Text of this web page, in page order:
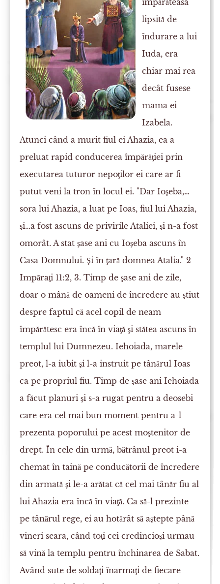
împărăteasa
lipsită de
îndurare a lui
Iuda, era
chiar mai rea
decât fusese
mama ei
Izabela.
Atunci când a murit fiul ei Ahazia, ea a
preluat rapid conducerea împărăţiei prin
executarea tuturor nepoţilor ei care ar fi
putut veni la tron în locul ei. "Dar Ioşeba,…
sora lui Ahazia, a luat pe Ioas, fiul lui Ahazia,
şi…a fost ascuns de privirile Ataliei, şi n-a fost
omorât. A stat şase ani cu Ioşeba ascuns în
Casa Domnului. Şi în ţară domnea Atalia." 2
Impăraţi 11:2, 3. Timp de şase ani de zile,
doar o mână de oameni de încredere au ştiut
despre faptul că acel copil de neam
împărătesc era încă în viaţă şi stătea ascuns în
templul lui Dumnezeu. Iehoiada, marele
preot, l-a iubit şi l-a instruit pe tânărul Ioas
ca pe propriul fiu. Timp de şase ani Iehoiada
a făcut planuri şi s-a rugat pentru a deosebi
care era cel mai bun moment pentru a-l
prezenta poporului pe acest moştenitor de
drept. În cele din urmă, bătrânul preot i-a
chemat în taină pe conducătorii de încredere
din armată şi le-a arătat că cel mai tânăr fiu al
lui Ahazia era încă în viaţă. Ca să-l prezinte
pe tânărul rege, ei au hotărât să aştepte până
vineri seara, când toţi cei credincioşi urmau
să vină la templu pentru închinarea de Sabat.
Având sute de soldaţi înarmaţi de fiecare